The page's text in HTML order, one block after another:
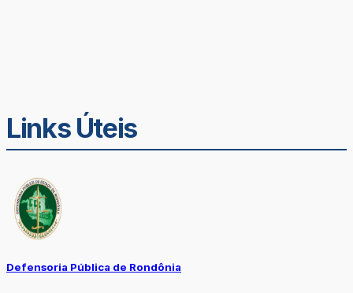
Links Úteis
Defensoria Pública de Rondônia